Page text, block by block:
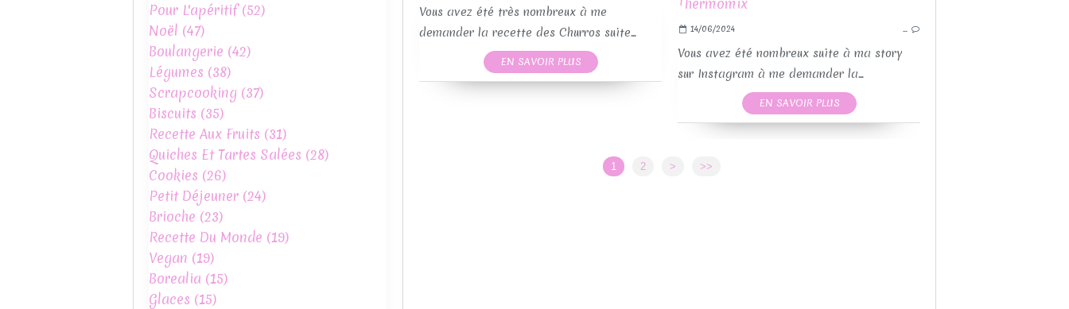
Vous avez été très nombreux à me
demander la recette des Churros suite...
EN SAVOIR PLUS
14/06/2024 …
Vous avez été nombreux suite à ma story
sur Instagram à me demander la...
EN SAVOIR PLUS
1 2 > >>
Pour L'apéritif(52)
Noël (47)
Boulangerie (42)
Légumes (38)
Scrapcooking (37)
Biscuits (35)
Recette Aux Fruits (31)
Quiches Et Tartes Salées (28)
Cookies (26)
Petit Déjeuner (24)
Brioche (23)
Recette Du Monde (19)
Vegan (19)
Borealia (15)
Glaces (15)